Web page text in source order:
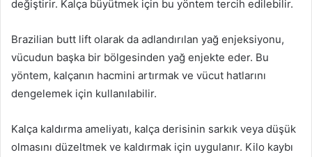
değiştirir. Kalça büyütmek için bu yöntem tercih edilebilir.
Brazilian butt lift olarak da adlandırılan yağ enjeksiyonu,
vücudun başka bir bölgesinden yağ enjekte eder. Bu
yöntem, kalçanın hacmini artırmak ve vücut hatlarını
dengelemek için kullanılabilir.
Kalça kaldırma ameliyatı, kalça derisinin sarkık veya düşük
olmasını düzeltmek ve kaldırmak için uygulanır. Kilo kaybı